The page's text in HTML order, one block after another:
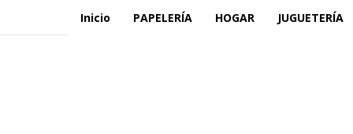
Inicio PAPELERÍA HOGAR JUGUETERÍA